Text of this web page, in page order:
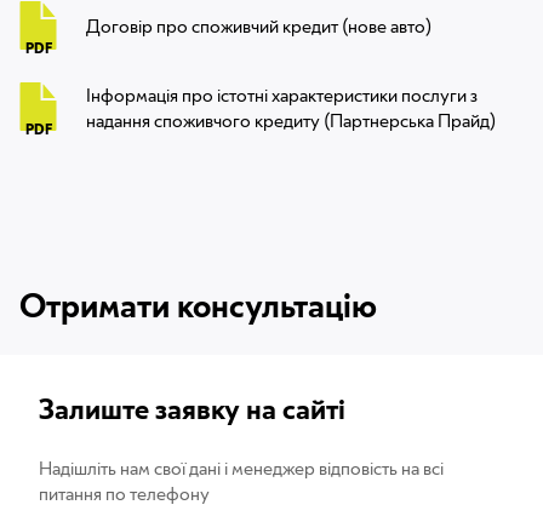
PDF
Договір про споживчий кредит (нове авто)
PDF
Інформація про істотні характеристики послуги з
надання споживчого кредиту (Партнерська Прайд)
Отримати консультацію
Залиште заявку на сайті
Надішліть нам свої дані і менеджер відповість на всі
питання по телефону